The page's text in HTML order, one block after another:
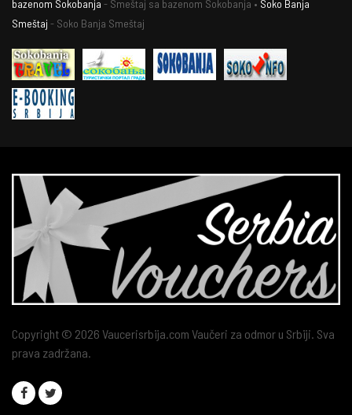
bazenom Sokobanja - Smeštaj sa bazenom Sokobanja • Soko Banja
Smeštaj - Soko Banja Smeštaj
Copyright © 2026 Vaucerisrbija.com Vaučeri za odmor u Srbiji. Sva
prava zadržana.